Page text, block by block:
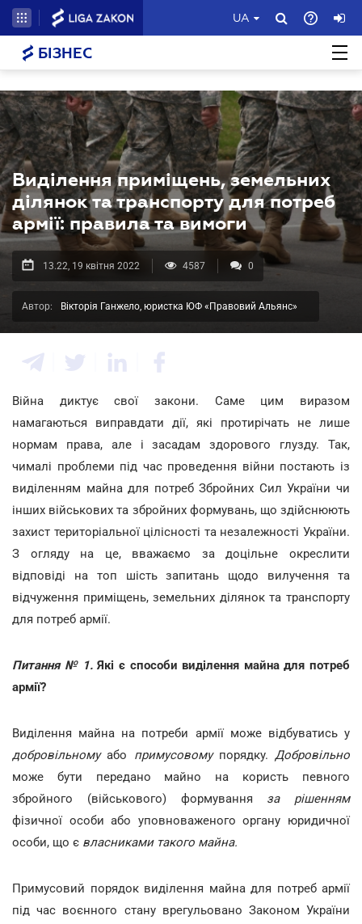
UA
БІЗНЕС
Виділення приміщень, земельних
ділянок та транспорту для потреб
армії: правила та вимоги
13.22, 19 квітня 2022 4587 0
Автор: Вікторія Ганжело, юристка ЮФ «Правовий Альянс»
Війна диктує свої закони. Саме цим виразом
намагаються виправдати дії, які протирічать не лише
нормам права, але і засадам здорового глузду. Так,
чималі проблеми під час проведення війни постають із
виділенням майна для потреб Збройних Сил України чи
інших військових та збройних формувань, що здійснюють
захист територіальної цілісності та незалежності України.
З огляду на це, вважаємо за доцільне окреслити
відповіді на топ шість запитань щодо вилучення та
відчуження приміщень, земельних ділянок та транспорту
для потреб армії.
Питання № 1.Які є способи виділення майна для потреб
армії?
Виділення майна на потреби армії може відбуватись у
добровільномуабо примусовомупорядку. Добровільно
може бути передано майно на користь певного
збройного (військового) формування за рішенням
фізичної особи або уповноваженого органу юридичної
особи, що є власниками такого майна.
Примусовий порядок виділення майна для потреб армії
під час воєнного стану врегульовано Законом України